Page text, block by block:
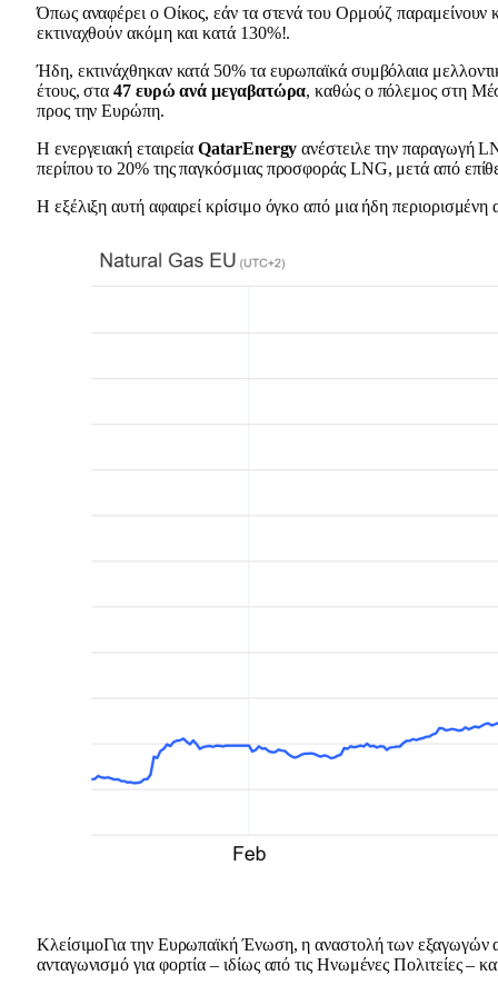
Όπως αναφέρει ο Οίκος, εάν τα στενά του Ορμούζ παραμείνουν
εκτιναχθούν ακόμη και κατά 130%!.
Ήδη, εκτινάχθηκαν κατά 50% τα ευρωπαϊκά συμβόλαια
έτους, στα47 ευρώ ανά μεγαβατώρα, καθώς ο πόλεμος στη
προς την Ευρώπη.
Η ενεργειακή εταιρείαQatarEnergy ανέστειλε την παραγωγή
περίπου το 20% της παγκόσμιας προσφοράς LNG, μετά από
Η εξέλιξη αυτή αφαιρεί κρίσιμο όγκο από μια ήδη περιορισμένη
ΚλείσιμοΓια την Ευρωπαϊκή Ένωση, η αναστολή των εξαγωγών
ανταγωνισμό για φορτία – ιδίως από τις Ηνωμένες Πολιτείες –